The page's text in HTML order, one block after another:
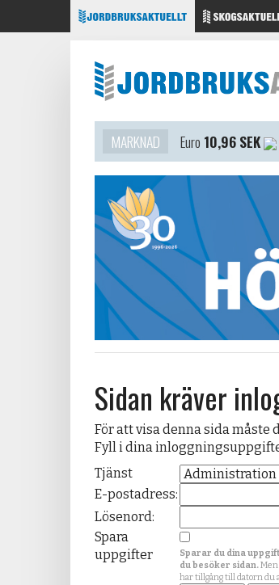
MARKNAD Euro 10,96 SEK
Sidan kräver
För att visa denna sida måste
Fyll i dina
Tjänst
E-postadress:
Lösenord:
Spara
uppgifter
Sparar du dina
du besöker sidan.
har tillgång till datorn du